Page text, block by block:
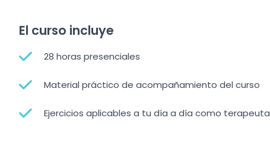
El curso incluye
28 horas presenciales
Material práctico de acompañamiento del curso
Ejercicios aplicables a tu día a día como terapeuta